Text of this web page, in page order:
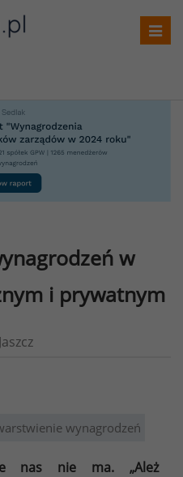
w
i prywatnym
wynagrodzeń
nas nie ma. „Ależ